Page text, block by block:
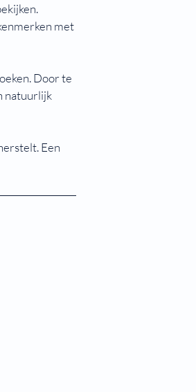
met
Door te
natuurlijk
Een